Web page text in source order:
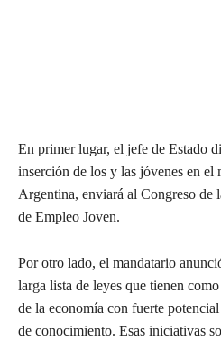
En primer lugar, el jefe de Estado
inserción de los y las jóvenes en el
Argentina, enviará al Congreso
de Empleo Joven.
Por otro lado, el mandatario
larga lista de leyes que tienen
de la economía con fuerte
de conocimiento. Esas iniciativas